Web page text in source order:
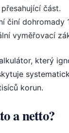
část.
činí dohromady
vyměřovací
který
korun.
a netto?